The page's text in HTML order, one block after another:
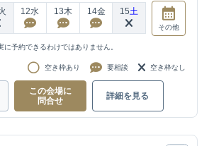
12水 13木 14金 15土
その他
予約できるわけではありません。
空き枠あり 要相談 空き枠なし
この会場に
問合せ
詳細を見る